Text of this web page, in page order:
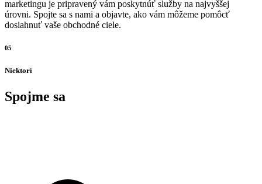
marketingu je pripravený vám poskytnúť služby na najvyššej
úrovni. Spojte sa s nami a objavte, ako vám môžeme pomôcť
dosiahnuť vaše obchodné ciele.
05
Niektorí
Spojme sa